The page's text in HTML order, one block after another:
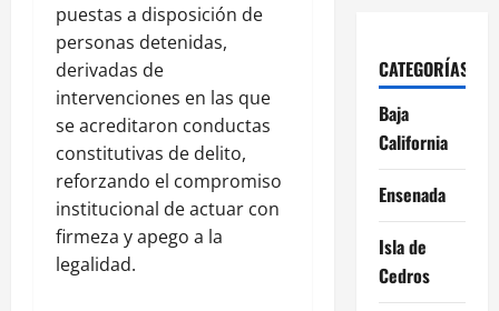
puestas a disposición de
personas detenidas,
derivadas de
intervenciones en las que
se acreditaron conductas
constitutivas de delito,
reforzando el compromiso
institucional de actuar con
firmeza y apego a la
legalidad.
CATEGORÍAS
Baja
California
Ensenada
Isla de
Cedros